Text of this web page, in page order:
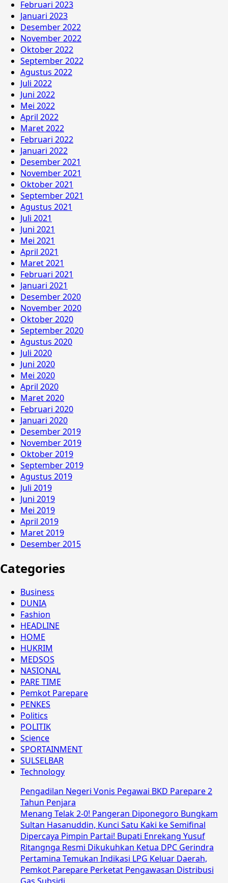
Februari 2023
Januari 2023
Desember 2022
November 2022
Oktober 2022
September 2022
Agustus 2022
Juli 2022
Juni 2022
Mei 2022
April 2022
Maret 2022
Februari 2022
Januari 2022
Desember 2021
November 2021
Oktober 2021
September 2021
Agustus 2021
Juli 2021
Juni 2021
Mei 2021
April 2021
Maret 2021
Februari 2021
Januari 2021
Desember 2020
November 2020
Oktober 2020
September 2020
Agustus 2020
Juli 2020
Juni 2020
Mei 2020
April 2020
Maret 2020
Februari 2020
Januari 2020
Desember 2019
November 2019
Oktober 2019
September 2019
Agustus 2019
Juli 2019
Juni 2019
Mei 2019
April 2019
Maret 2019
Desember 2015
Categories
Business
DUNIA
Fashion
HEADLINE
HOME
HUKRIM
MEDSOS
NASIONAL
PARE TIME
Pemkot Parepare
PENKES
Politics
POLITIK
Science
SPORTAINMENT
SULSELBAR
Technology
Pengadilan Negeri Vonis Pegawai BKD Parepare 2
Tahun Penjara
Menang Telak 2-0! Pangeran Diponegoro Bungkam
Sultan Hasanuddin, Kunci Satu Kaki ke Semifinal
Dipercaya Pimpin Partai! Bupati Enrekang Yusuf
Ritangnga Resmi Dikukuhkan Ketua DPC Gerindra
Pertamina Temukan Indikasi LPG Keluar Daerah,
Pemkot Parepare Perketat Pengawasan Distribusi